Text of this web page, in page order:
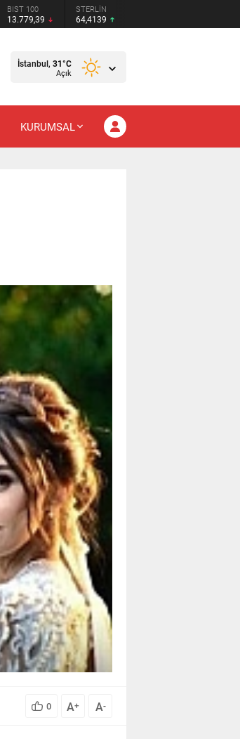
BIST 100
13.779,39
STERLİN
64,4139
İstanbul, 31°C
Açık
KURUMSAL
0 A+ A-